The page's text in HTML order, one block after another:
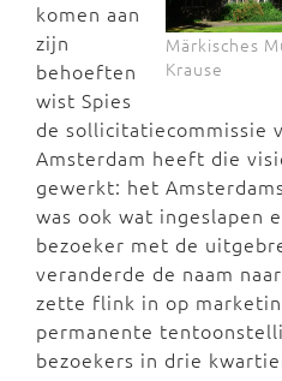
Märkisches
Krause
komen aan
zijn
behoeften
wist Spies
de sollicitatiecommissie
Amsterdam heeft die
gewerkt: het
was ook wat ingeslapen
bezoeker met de
veranderde de naam
zette flink in op
permanente
bezoekers in drie